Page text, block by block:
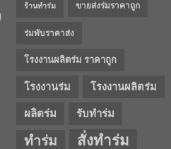
ร้านทำร่ม ขายส่งร่มราคาถูก
ร่มพับราคาส่ง
โรงงานผลิตร่ม ราคาถูก
โรงงานร่ม โรงงานผลิตร่ม
ผลิตร่ม รับทำร่ม
ทำร่ม
สั่งทำร่ม